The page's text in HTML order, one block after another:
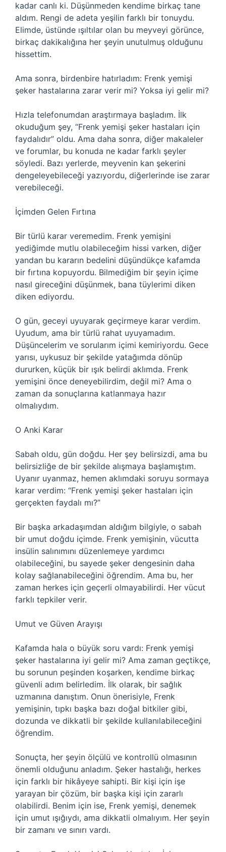
kadar canlı ki. Düşünmeden kendime birkaç tane
aldım. Rengi de adeta yeşilin farklı bir tonuydu.
Elimde, üstünde ışıltılar olan bu meyveyi görünce,
birkaç dakikalığına her şeyin unutulmuş olduğunu
hissettim.
Ama sonra, birdenbire hatırladım: Frenk yemişi
şeker hastalarına zarar verir mi? Yoksa iyi gelir mi?
Hızla telefonumdan araştırmaya başladım. İlk
okuduğum şey, “Frenk yemişi şeker hastaları için
faydalıdır” oldu. Ama daha sonra, diğer makaleler
ve forumlar, bu konuda ne kadar farklı şeyler
söyledi. Bazı yerlerde, meyvenin kan şekerini
dengeleyebileceği yazıyordu, diğerlerinde ise zarar
verebileceği.
İçimden Gelen Fırtına
Bir türlü karar veremedim. Frenk yemişini
yediğimde mutlu olabileceğim hissi varken, diğer
yandan bu kararın bedelini düşündükçe kafamda
bir fırtına kopuyordu. Bilmediğim bir şeyin içime
nasıl gireceğini düşünmek, bana tüylerimi diken
diken ediyordu.
O gün, geceyi uyuyarak geçirmeye karar verdim.
Uyudum, ama bir türlü rahat uyuyamadım.
Düşüncelerim ve sorularım içimi kemiriyordu. Gece
yarısı, uykusuz bir şekilde yatağımda dönüp
dururken, küçük bir ışık belirdi aklımda. Frenk
yemişini önce deneyebilirdim, değil mi? Ama o
zaman da sonuçlarına katlanmaya hazır
olmalıydım.
O Anki Karar
Sabah oldu, gün doğdu. Her şey belirsizdi, ama bu
belirsizliğe de bir şekilde alışmaya başlamıştım.
Uyanır uyanmaz, hemen aklımdaki soruyu sormaya
karar verdim: “Frenk yemişi şeker hastaları için
gerçekten faydalı mı?”
Bir başka arkadaşımdan aldığım bilgiyle, o sabah
bir umut doğdu içimde. Frenk yemişinin, vücutta
insülin salınımını düzenlemeye yardımcı
olabileceğini, bu sayede şeker dengesinin daha
kolay sağlanabileceğini öğrendim. Ama bu, her
zaman herkes için geçerli olmayabilirdi. Her vücut
farklı tepkiler verir.
Umut ve Güven Arayışı
Kafamda hala o büyük soru vardı: Frenk yemişi
şeker hastalarına iyi gelir mi? Ama zaman geçtikçe,
bu sorunun peşinden koşarken, kendime birkaç
güvenli adım belirledim. İlk olarak, bir sağlık
uzmanına danıştım. Onun önerisiyle, Frenk
yemişinin, tıpkı başka bazı doğal bitkiler gibi,
dozunda ve dikkatli bir şekilde kullanılabileceğini
öğrendim.
Sonuçta, her şeyin ölçülü ve kontrollü olmasının
önemli olduğunu anladım. Şeker hastalığı, herkes
için farklı bir hikâyeye sahipti. Bir kişi için işe
yarayan bir çözüm, bir başka kişi için zararlı
olabilirdi. Benim için ise, Frenk yemişi, denemek
için umut ışığıydı, ama dikkatli olmalıyım. Her şeyin
bir zamanı ve sınırı vardı.